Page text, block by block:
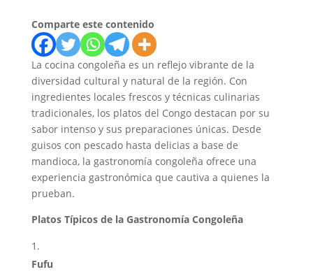
Comparte este contenido
La cocina congoleña es un reflejo vibrante de la
diversidad cultural y natural de la región. Con
ingredientes locales frescos y técnicas culinarias
tradicionales, los platos del Congo destacan por su
sabor intenso y sus preparaciones únicas. Desde
guisos con pescado hasta delicias a base de
mandioca, la gastronomía congoleña ofrece una
experiencia gastronómica que cautiva a quienes la
prueban.
Platos Típicos de la Gastronomía Congoleña
Fufu